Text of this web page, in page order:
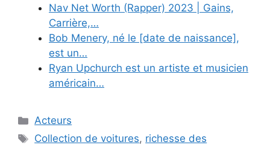
Nav Net Worth (Rapper) 2023 | Gains,
Carrière,…
Bob Menery, né le [date de naissance],
est un…
Ryan Upchurch est un artiste et musicien
américain…
Categories
Acteurs
Tags
Collection de voitures, richesse des